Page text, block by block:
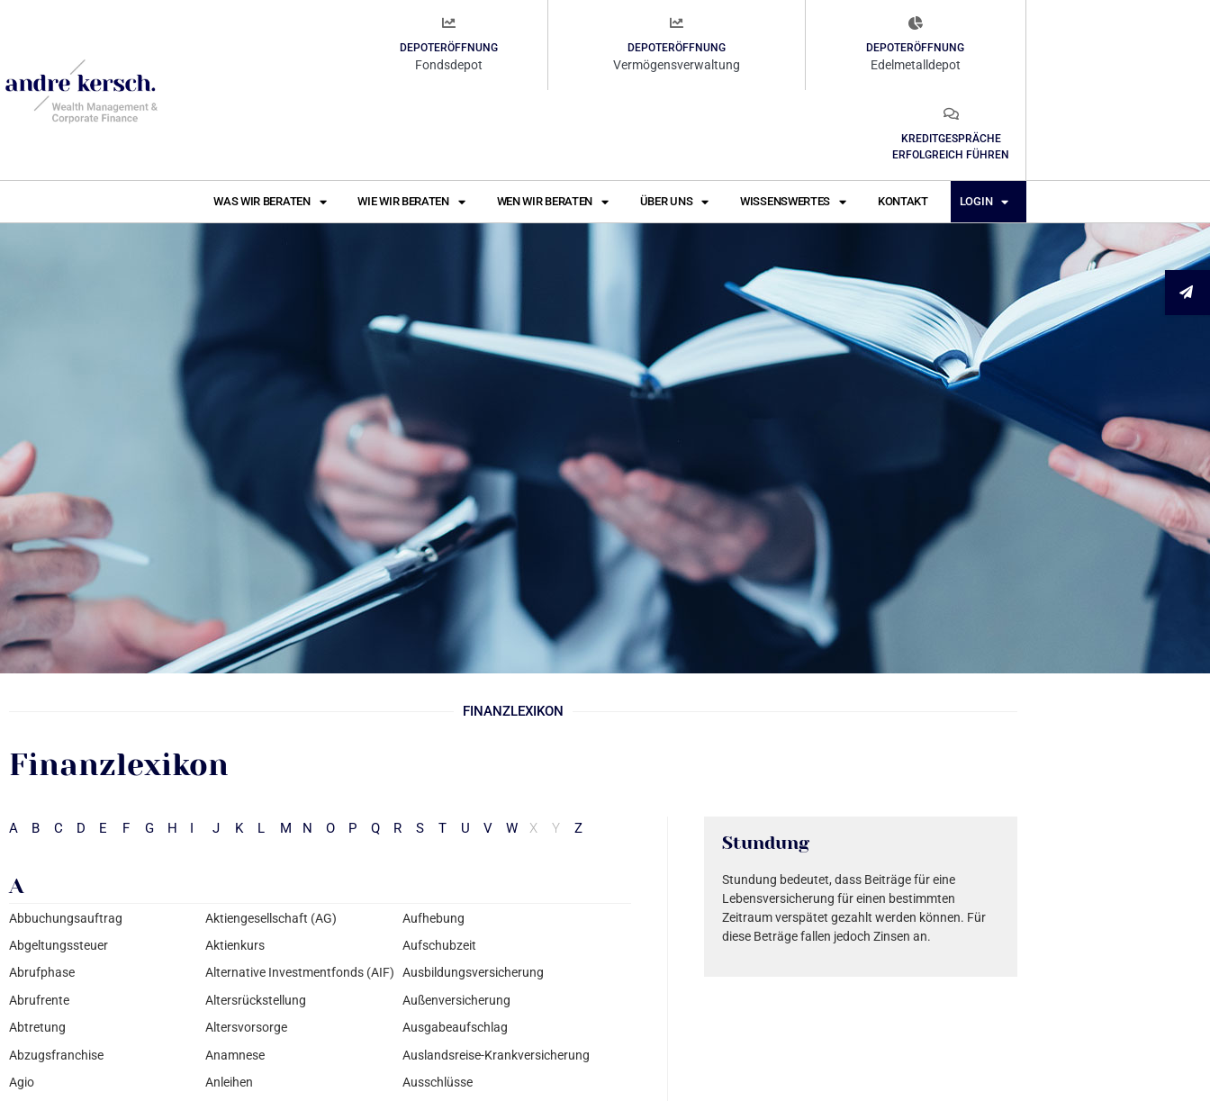
DEPOTERÖFFNUNG
Fondsdepot
DEPOTERÖFFNUNG
Vermögensverwaltung
DEPOTERÖFFNUNG
Edelmetalldepot
KREDITGESPRÄCHE
ERFOLGREICH FÜHREN
WAS WIR BERATEN WIE WIR BERATEN WEN WIR BERATEN ÜBER UNS WISSENSWERTES KONTAKT LOGIN
FINANZLEXIKON
Finanzlexikon
A B C D E F G H I J K L M N O P Q R S T U V W X Y Z
A
Abbuchungsauftrag
Abgeltungssteuer
Abrufphase
Abrufrente
Abtretung
Abzugsfranchise
Agio
Aktiengesellschaft (AG)
Aktienkurs
Alternative Investmentfonds (AIF)
Altersrückstellung
Altersvorsorge
Anamnese
Anleihen
Aufhebung
Aufschubzeit
Ausbildungsversicherung
Außenversicherung
Ausgabeaufschlag
Auslandsreise-Krankversicherung
Ausschlüsse
Stundung
Stundung bedeutet, dass Beiträge für eine
Lebensversicherung für einen bestimmten
Zeitraum verspätet gezahlt werden können. Für
diese Beträge fallen jedoch Zinsen an.